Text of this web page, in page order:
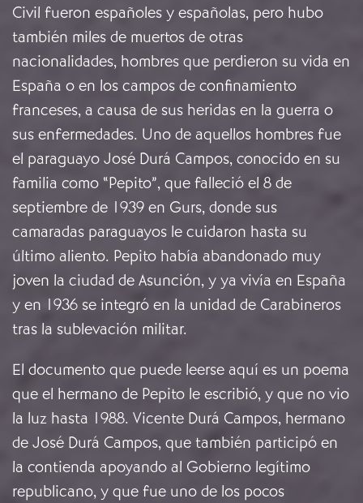
Civil fueron españoles y españolas, pero hubo
también miles de muertos de otras
nacionalidades, hombres que perdieron su vida en
España o en los campos de confinamiento
franceses, a causa de sus heridas en la guerra o
sus enfermedades. Uno de aquellos hombres fue
el paraguayo José Durá Campos, conocido en su
familia como “Pepito”, que falleció el 8 de
septiembre de 1939 en Gurs, donde sus
camaradas paraguayos le cuidaron hasta su
último aliento. Pepito había abandonado muy
joven la ciudad de Asunción, y ya vivía en España
y en 1936 se integró en la unidad de Carabineros
tras la sublevación militar.
El documento que puede leerse aquí es un poema
que el hermano de Pepito le escribió, y que no vio
la luz hasta 1988. Vicente Durá Campos, hermano
de José Durá Campos, que también participó en
la contienda apoyando al Gobierno legítimo
republicano, y que fue uno de los pocos